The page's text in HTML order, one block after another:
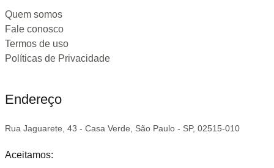
Quem somos
Fale conosco
Termos de uso
Políticas de Privacidade
Endereço
Rua Jaguarete, 43 - Casa Verde, São Paulo - SP, 02515-010
Aceitamos: